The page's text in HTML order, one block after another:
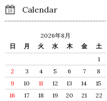
Calendar
2026年8月
日
月 火 水 木 金
土
1
2
3 4 5 6 7
8
9
10 11 12 13 14
15
16
17 18 19 20 21
22